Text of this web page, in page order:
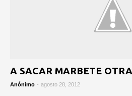
A SACAR MARBETE
Anónimo - agosto 28, 2012